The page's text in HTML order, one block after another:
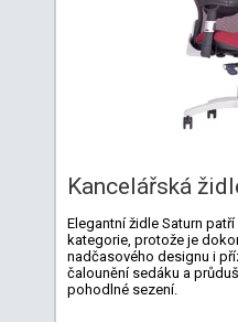
Kancelářská
Elegantní židle Saturn
kategorie, protože je
nadčasového designu i
čalounění sedáku a
pohodlné sezení.